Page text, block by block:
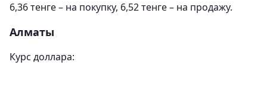
6,36 тенге – на покупку, 6,52 тенге – на продажу.
Алматы
Курс доллара: